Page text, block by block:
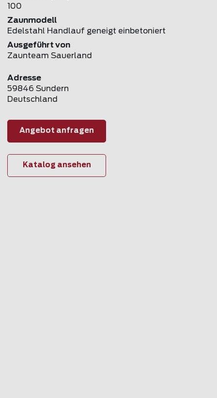
100
Zaunmodell
Edelstahl Handlauf geneigt einbetoniert
Ausgeführt von
Zaunteam Sauerland
Adresse
59846 Sundern
Deutschland
Angebot anfragen
Katalog ansehen